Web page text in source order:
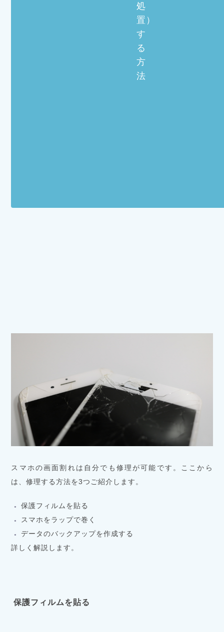
処
置）
す
る
方
法
スマホの画面割れは自分でも修理が可能です。ここから
は、修理する方法を3つご紹介します。
保護フィルムを貼る
スマホをラップで巻く
データのバックアップを作成する
詳しく解説します。
保護フィルムを貼る